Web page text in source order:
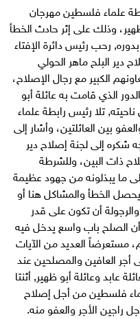
علماء فلسطين مهرجان
وذلك على إثر حادث الخطأ
رحب رئيس دائرة الإفتاء
دير البلح ماهر الحولي
الكبير مع رجال الإصلاح،
الذي قامت به عائلة أبو
تلا رئيس رابطة علماء
بين العائلتين، وأشار إلى
شكره إلى لجنة إصلاح دير
ذات البين، وللشرطة
ما يبذلونه من جهود عظيمة
الخطأ والمشاكل هنا أو
أن تكون على قدر
الصلح باب واسع يدخل فيه
مستعرضاً العديد من الآيات
أجر العافين والمصلحين عند
عابد وعائلة أبو ظهير, أثنتا
فلسطين من أجل إصلاح
راجين الأجر والعفو منه.